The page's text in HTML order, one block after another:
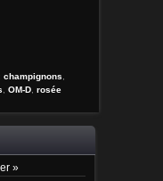
champignons
OM-D, rosée
»